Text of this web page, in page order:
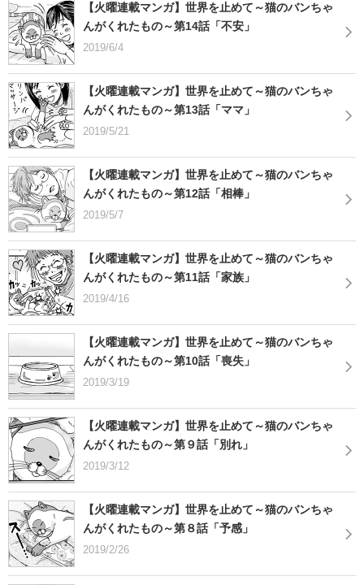
【火曜連載マンガ】世界を止めて～猫のバンちゃ
んがくれたもの～第14話「不安」
2019/6/4
【火曜連載マンガ】世界を止めて～猫のバンちゃ
んがくれたもの～第13話「ママ」
2019/5/21
【火曜連載マンガ】世界を止めて～猫のバンちゃ
んがくれたもの～第12話「相棒」
2019/5/7
【火曜連載マンガ】世界を止めて～猫のバンちゃ
んがくれたもの～第11話「家族」
2019/4/16
【火曜連載マンガ】世界を止めて～猫のバンちゃ
んがくれたもの～第10話「喪失」
2019/3/19
【火曜連載マンガ】世界を止めて～猫のバンちゃ
んがくれたもの～第９話「別れ」
2019/3/12
【火曜連載マンガ】世界を止めて～猫のバンちゃ
んがくれたもの～第８話「予感」
2019/2/26